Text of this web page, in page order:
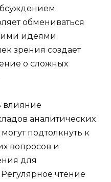
обмениваться
идеями.
зрения создает
о сложных
влияние
аналитических
подтолкнуть к
вопросов и
для
чтение